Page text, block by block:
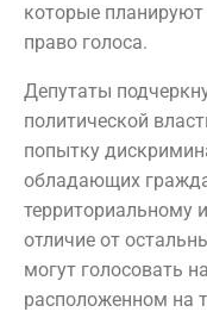
которые планируют
право голоса.
Депутаты
политической
попытку
обладающих
территориальному
отличие от
могут голосовать
расположенном на